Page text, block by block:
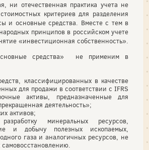
ни отечественная практика учета не
критериев для разделения
и основные средства. Вместе с тем в
принципов в российском учете
«инвестиционная собственность».
средства» не применим в
классифицированных в качестве
для продажи в соответствии с IFRS
активы, предназначенные для
деятельность»;
активов;
минеральных ресурсов,
и добычу полезных ископаемых,
газа и аналогичных ресурсов, не